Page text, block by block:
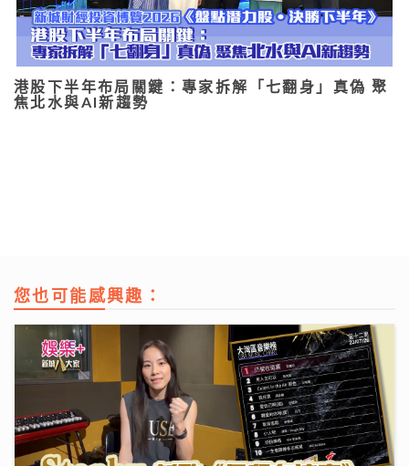
港股下半年布局關鍵：專家拆解「七翻身」真偽 聚
焦北水與AI新趨勢
您也可能感興趣：